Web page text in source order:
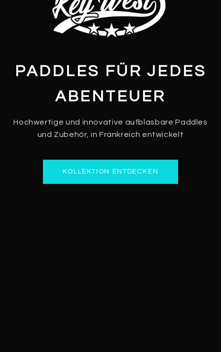
PADDLES FÜR JEDES
ABENTEUER
Hochwertige und innovative aufblasbare Paddles
und Zubehör, in Frankreich entwickelt
KOLLEKTION ENTDECKEN